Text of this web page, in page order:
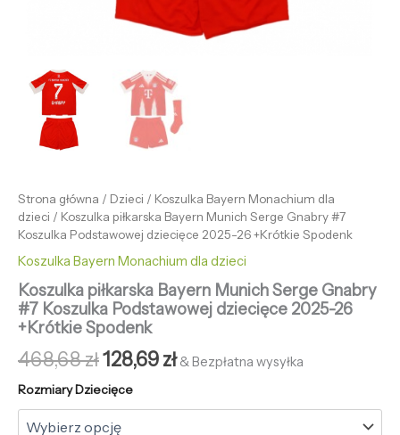
Strona główna / Dzieci / Koszulka Bayern Monachium dla
dzieci / Koszulka piłkarska Bayern Munich Serge Gnabry #7
Koszulka Podstawowej dziecięce 2025-26 +Krótkie Spodenk
Koszulka Bayern Monachium dla dzieci
Koszulka piłkarska Bayern Munich Serge Gnabry
#7 Koszulka Podstawowej dziecięce 2025-26
+Krótkie Spodenk
468,68zł128,69zł & Bezpłatna wysyłka
Rozmiary Dziecięce